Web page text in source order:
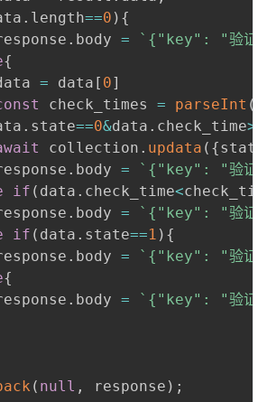
. length==0 ) {
response
. body = ` {"key": "验证
{
data
= data [ 0]
check_times = parseInt (
. state==0&data . check_time>
collection . updata ( {state
response
. body = ` {"key": "验证
if ( data . check_time<
response
. body = ` {"key": "验证
if ( data . state==1 ) {
response
. body = ` {"key": "验证
{
response
. body = ` {"key": "验证
( null , response ) ;